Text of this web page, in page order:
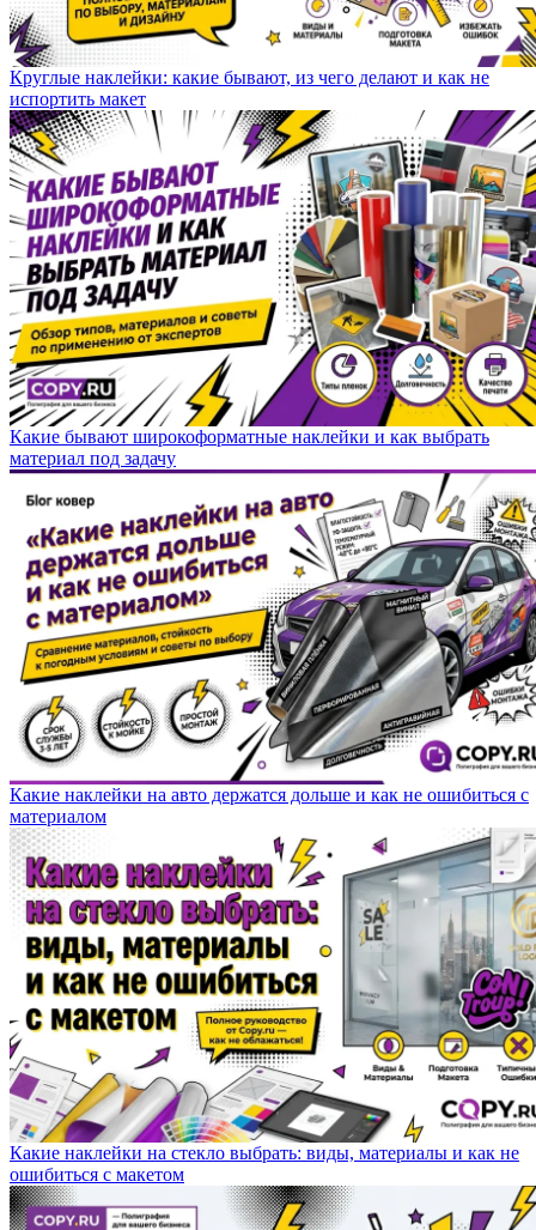
Круглые наклейки: какие бывают, из чего делают и как не
испортить макет
Какие бывают широкоформатные наклейки и как выбрать
материал под задачу
Какие наклейки на авто держатся дольше и как не ошибиться с
материалом
Какие наклейки на стекло выбрать: виды, материалы и как не
ошибиться с макетом